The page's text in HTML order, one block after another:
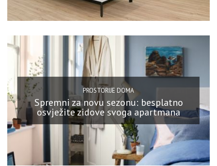
PROSTORIJE DOMA
Spremni za novu sezonu: besplatno
osvježite zidove svoga apartmana